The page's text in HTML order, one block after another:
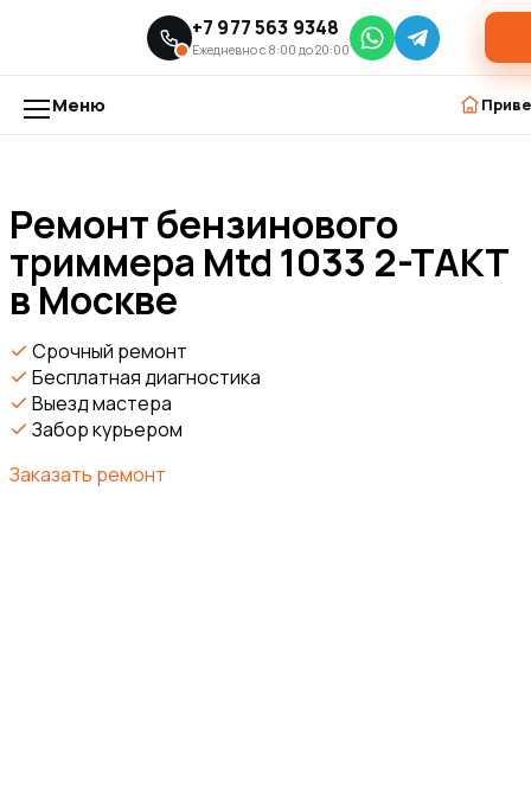
Модели триммеров ›
Ремонт бензинового триммера Mtd 1033 2-TAKT в Москве
+7 977 563 9348
Ежедневно с 8:00 до 20:00
Меню
Перейти
к
содержимому
Ремонт бензинового
триммера Mtd 1033 2-TAKT
в Москве
Срочный ремонт
Бесплатная диагностика
Выезд мастера
Забор курьером
Заказать ремонт